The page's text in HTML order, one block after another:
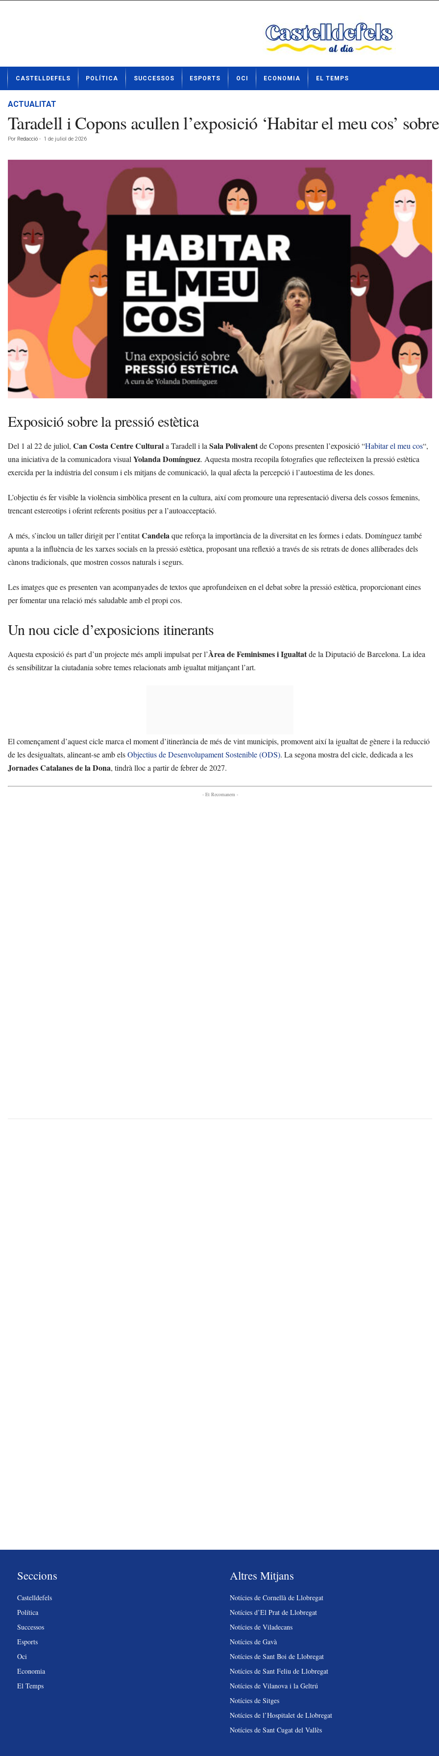
t
CASTELLDEFELS POLÍTICA SUCCESSOS ESPORTS OCI ECONOMIA EL TEMPS
ACTUALITAT
Taradell i Copons acullen l’exposició ‘Habitar el meu cos’
Por Redacció - 1 de juliol de 2026
Exposició sobre la pressió estètica
Del 1 al 22 de juliol, Can Costa Centre Culturala Taradell i laSala Polivalentde Copons presenten l’exposició “Habitar el meu cos“,
una iniciativa de la comunicadora visualYolanda Domínguez. Aquesta mostra recopila fotografies que reflecteixen la pressió estètica
exercida per la indústria del consum i els mitjans de comunicació, la qual afecta la percepció i l’autoestima de les dones.
L’objectiu és fer visible la violència simbòlica present en la cultura, així com promoure una representació diversa dels cossos femenins,
trencant estereotips i oferint referents positius per a l’autoacceptació.
A més, s’inclou un taller dirigit per l’entitatCandelaque reforça la importància de la diversitat en les formes i edats. Domínguez també
apunta a la influència de les xarxes socials en la pressió estètica, proposant una reflexió a través de sis retrats de dones alliberades dels
cànons tradicionals, que mostren cossos naturals i segurs.
Les imatges que es presenten van acompanyades de textos que aprofundeixen en el debat sobre la pressió estètica, proporcionant eines
per fomentar una relació més saludable amb el propi cos.
Un nou cicle d’exposicions itinerants
Aquesta exposició és part d’un projecte més ampli impulsat per l’Àrea de Feminismes i Igualtatde la Diputació de Barcelona. La idea
és sensibilitzar la ciutadania sobre temes relacionats amb igualtat mitjançant l’art.
El començament d’aquest cicle marca el moment d’itinerància de més de vint municipis, promovent així la igualtat de gènere i la reducció
de les desigualtats, alineant-se amb elsObjectius de Desenvolupament Sostenible (ODS). La segona mostra del cicle, dedicada a les
Jornades Catalanes de la Dona, tindrà lloc a partir de febrer de 2027.
- Et Recomanem -
Seccions
Castelldefels
Política
Successos
Esports
Oci
Economia
El Temps
Altres Mitjans
Notícies de Cornellà de Llobregat
Notícies d’El Prat de Llobregat
Notícies de Viladecans
Notícies de Gavà
Notícies de Sant Boi de Llobregat
Notícies de Sant Feliu de Llobregat
Notícies de Vilanova i la Geltrú
Notícies de Sitges
Notícies de l’Hospitalet de Llobregat
Notícies de Sant Cugat del Vallès